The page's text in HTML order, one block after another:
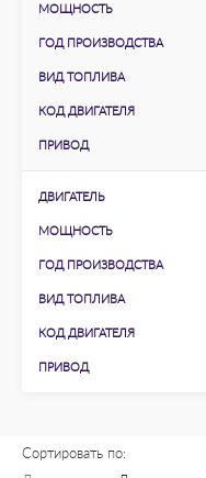
МОЩНОСТЬ
ГОД ПРОИЗВОДСТВА
ВИД ТОПЛИВА
КОД ДВИГАТЕЛЯ
ПРИВОД
ДВИГАТЕЛЬ
МОЩНОСТЬ
ГОД ПРОИЗВОДСТВА
ВИД ТОПЛИВА
КОД ДВИГАТЕЛЯ
ПРИВОД
Сортировать по: